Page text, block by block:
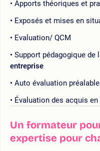
Apports théoriques et
Exposés et mises en
Evaluation/ QCM
Support pédagogique de
entreprise
Auto évaluation
Évaluation des acquis
Un formateur
expertise pour